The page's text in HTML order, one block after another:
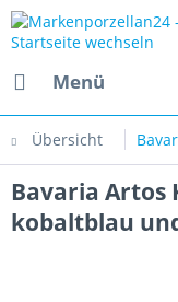
Menü
Übersicht
Bavaria Artos
kobaltblau